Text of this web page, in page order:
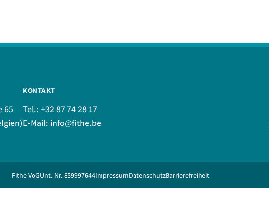
65
KONTAKT
Tel.: +32 87 74 28 17
E-Mail: info@fithe.be
Fithe VoGUnt. Nr. 859997644ImpressumDatenschutzBarrierefreiheit